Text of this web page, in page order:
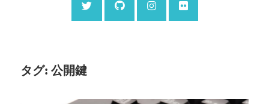
タグ: 公開鍵